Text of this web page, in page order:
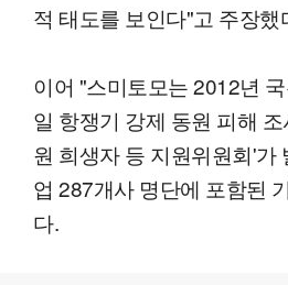
적 태도를 보인다"고 주장했
이어 "스미토모는 2012년
일 항쟁기 강제 동원 피해
원 희생자 등 지원위원회'가
업 287개사 명단에 포함된
다.